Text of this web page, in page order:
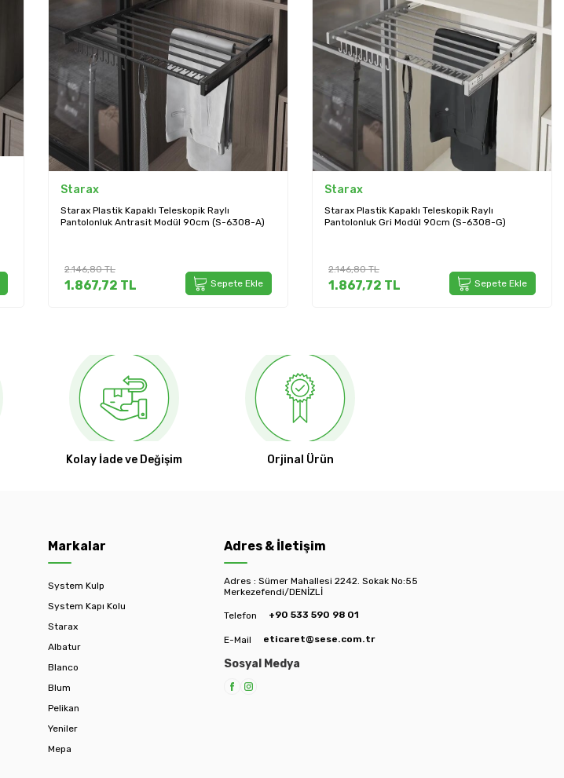
Starax
Starax Plastik Kapaklı Teleskopik Raylı
Pantolonluk Antrasit Modül 90cm (S-6308-A)
2.146,80TL
1.867,72 TL Sepete Ekle
Starax
Starax Plastik Kapaklı Teleskopik Raylı
Pantolonluk Gri Modül 90cm (S-6308-G)
2.146,80TL
1.867,72 TL Sepete Ekle
Kolay İade ve Değişim Orjinal Ürün
Markalar
System Kulp
System Kapı Kolu
Starax
Albatur
Blanco
Blum
Pelikan
Yeniler
Mepa
Adres & İletişim
Adres : Sümer Mahallesi 2242. Sokak No:55
Merkezefendi/DENİZLİ
Telefon +90 533 590 98 01
E-Mail eticaret@sese.com.tr
Sosyal Medya